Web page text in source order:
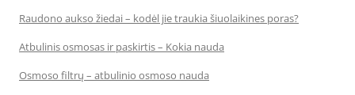
Raudono aukso žiedai – kodėl jie traukia šiuolaikines poras?
Atbulinis osmosas ir paskirtis – Kokia nauda
Osmoso filtrų – atbulinio osmoso nauda